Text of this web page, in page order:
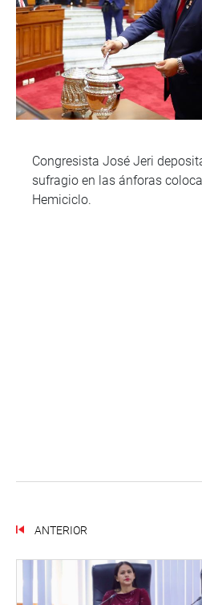
Congresista José Jeri
sufragio en las ánforas
Hemiciclo.
ANTERIOR